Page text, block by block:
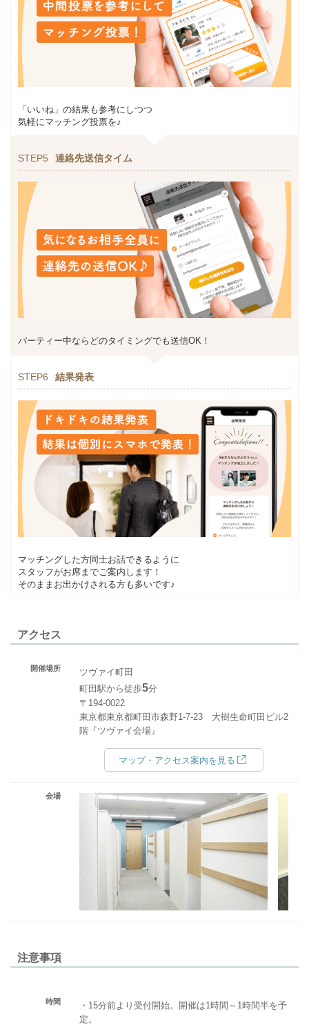
「いいね」の結果も参考にしつつ
気軽にマッチング投票を♪
STEP5 連絡先送信タイム
パーティー中ならどのタイミングでも送信OK！
STEP6 結果発表
マッチングした方同士お話できるように
スタッフがお席までご案内します！
そのままお出かけされる方も多いです♪
アクセス
開催場所
ツヴァイ町田
町田駅から徒歩5分
〒194-0022
東京都東京都町田市森野1-7-23 大樹生命町田ビル2
階『ツヴァイ会場』
マップ・アクセス案内を見る
会場
注意事項
時間
・15分前より受付開始。開催は1時間～1時間半を予
定。